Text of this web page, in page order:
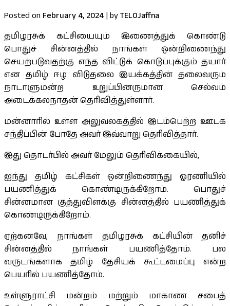
Posted on February 4, 2024 | byTELOJaffna
தமிழரசுக் கட்சியையும் இணைத்துக் கொண்டு
பொதுச் சின்னத்தில் நாங்கள் ஒன்றிணைந்து
செயற்படுவதற்கு எந்த விட்டுக் கொடுப்புக்கும் தயார்
என தமிழ் ஈழ விடுதலை இயக்கத்தின் தலைவரும்
நாடாளுமன்ற உறுப்பினருமான செல்வம்
அடைக்கலநாதன் தெரிவித்துள்ளார்.
மன்னாரில் உள்ள அலுவலகத்தில் இடம்பெற்ற ஊடக
சந்திப்பின் போதே அவர் இவ்வாறு தெரிவித்தார்.
இது தொடர்பில் அவர் மேலும் தெரிவிக்கையில்,
ஐந்து தமிழ் கட்சிகள் ஒன்றிணைந்து ஓரணியில்
பயணித்துக் கொண்டிருக்கிறோம். பொதுச்
சின்னமான குத்துவிளக்கு சின்னத்தில் பயணித்துக்
கொண்டிருக்கிறோம்.
ஏற்கனவே, நாங்கள் தமிழரசுக் கட்சியின் தனிச்
சின்னத்தில் நாங்கள் பயணித்தோம். பல
வருடங்களாக தமிழ் தேசியக் கூட்டமைப்பு என்ற
பெயரில் பயணித்தோம்.
உள்ளுராட்சி மன்றம் மற்றும் மாகாண சபைத்